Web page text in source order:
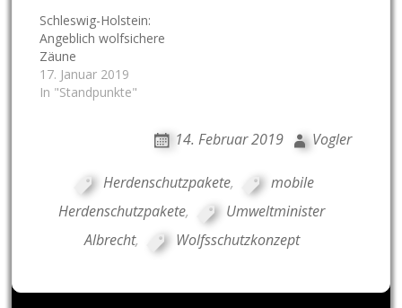
Schleswig-Holstein:
Angeblich wolfsichere
Zäune
17. Januar 2019
In "Standpunkte"
14. Februar 2019 Vogler
Herdenschutzpakete,
mobile
Herdenschutzpakete,
Umweltminister
Albrecht, Wolfsschutzkonzept